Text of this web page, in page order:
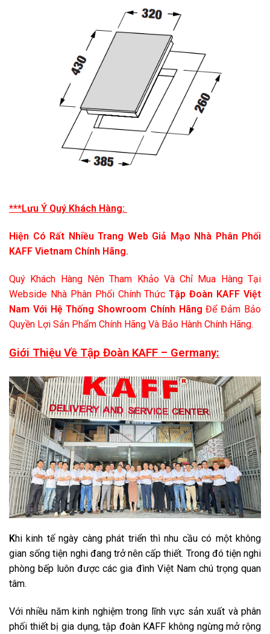
***Lưu Ý Quý Khách Hàng:
Hiện Có Rất Nhiều Trang Web Giả Mạo Nhà Phân Phối
KAFF Vietnam Chính Hãng.
Quý Khách Hàng Nên Tham Khảo Và Chỉ Mua Hàng Tại
Webside Nhà Phân Phối Chính ThứcTập Đoàn KAFF Việt
Nam Với Hệ Thống Showroom Chính Hãng Để Đảm Bảo
Quyền Lợi Sản Phẩm Chính Hãng Và Bảo Hành Chính Hãng.
Giới Thiệu Về Tập Đoàn KAFF – Germany:
Khi kinh tế ngày càng phát triển thì nhu cầu có một không
gian sống tiện nghi đang trở nên cấp thiết. Trong đó tiện nghi
phòng bếp luôn được các gia đình Việt Nam chú trọng quan
tâm.
Với nhiều năm kinh nghiệm trong lĩnh vực sản xuất và phân
phối thiết bị gia dụng, tập đoàn KAFF không ngừng mở rộng